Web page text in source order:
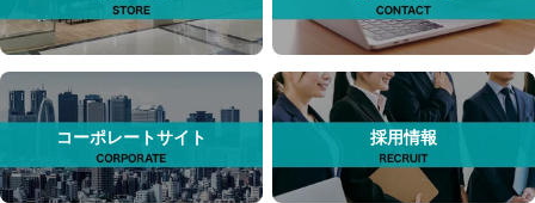
コーポレートサイト 採用情報